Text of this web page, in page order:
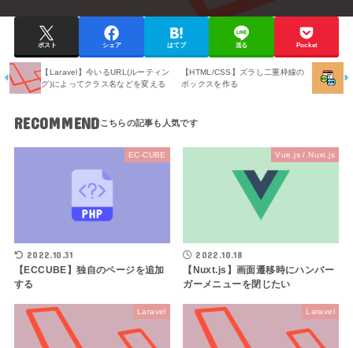
ポスト シェア はてブ 送る Pocket
【Laravel】今いるURL(ルーティン
グ)によってクラス名などを変える
【HTML/CSS】ズラし二重枠線の
ボックスを作る
RECOMMEND
EC-CUBE
2022.10.31
【ECCUBE】独自のページを追加
する
Vue.js / Nuxt.js
2022.10.18
【Nuxt.js】画面遷移時にハンバー
ガーメニューを閉じたい
Laravel Laravel